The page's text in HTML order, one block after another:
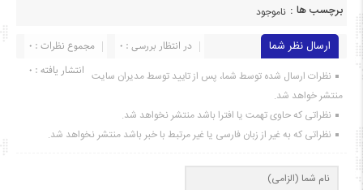
برچسب ها : ناموجود
ارسال نظر شما مجموع نظرات : 0
در انتظار بررسی : 0
انتشار یافته : ۰ نظرات ارسال شده توسط شما، پس از تایید توسط مدیران سایت
منتشر خواهد شد.
نظراتی که حاوی تهمت یا افترا باشد منتشر نخواهد شد.
نظراتی که به غیر از زبان فارسی یا غیر مرتبط با خبر باشد منتشر نخواهد شد.